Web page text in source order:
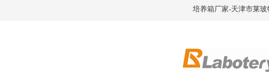
培养箱厂家-天津市莱玻